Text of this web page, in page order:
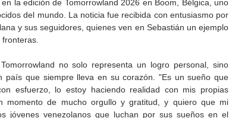
la edición de Tomorrowland 2026 en Boom, Bélgica, uno
del mundo. La noticia fue recibida con entusiasmo por
y sus seguidores, quienes ven en Sebastián un ejemplo
no solo representa un logro personal, sino
país que siempre lleva en su corazón. "Es un sueño que
esfuerzo, lo estoy haciendo realidad con mis propias
momento de mucho orgullo y gratitud, y quiero que mi
jóvenes venezolanos que luchan por sus sueños en el